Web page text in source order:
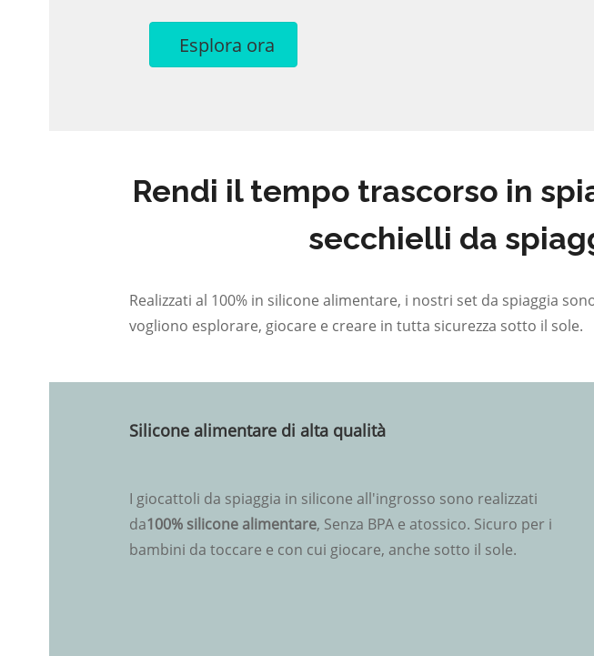
Esplora ora
Rendi il tempo trascorso in
secchielli da
Realizzati al 100% in silicone alimentare, i nostri set da spiaggia
vogliono esplorare, giocare e creare in tutta sicurezza sotto il sole.
Silicone alimentare di alta qualità
I giocattoli da spiaggia in silicone all'ingrosso sono realizzati
da100% silicone alimentare, Senza BPA e atossico. Sicuro per i
bambini da toccare e con cui giocare, anche sotto il sole.